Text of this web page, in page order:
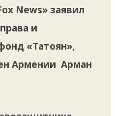
News» заявил
и
«Татоян»,
Армении Арман